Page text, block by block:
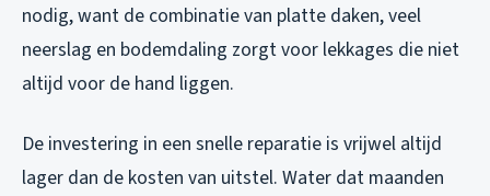
nodig, want de combinatie van platte daken, veel
neerslag en bodemdaling zorgt voor lekkages die niet
altijd voor de hand liggen.
De investering in een snelle reparatie is vrijwel altijd
lager dan de kosten van uitstel. Water dat maanden